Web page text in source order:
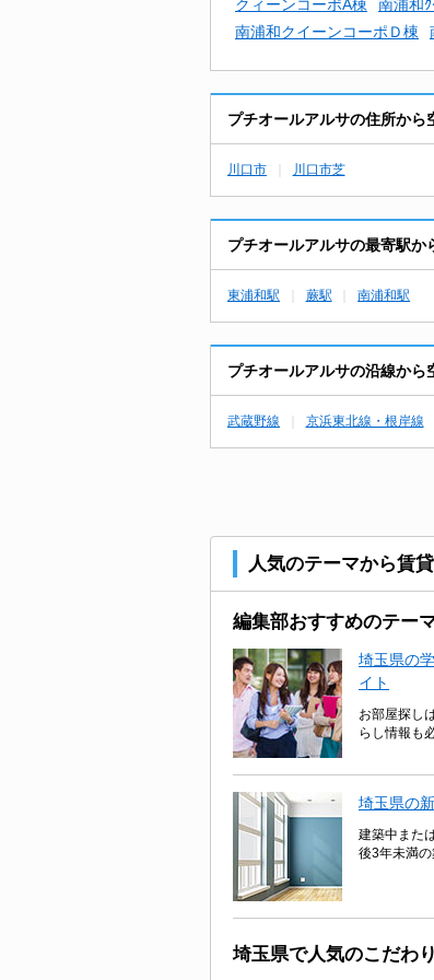
クィーンコーポA棟
南浦和ｸ
南浦和クイーンコーポＤ棟
プチオールアルサの住所から
川口市 川口市芝
プチオールアルサの最寄駅
東浦和駅 蕨駅 南浦和駅
プチオールアルサの沿線から
武蔵野線 京浜東北線・根岸線
人気のテーマから賃
編集部おすすめのテー
埼玉県の
イト
お部屋探し
らし情報も
埼玉県の
建築中また
後3年未満の
埼玉県で人気のこだわ